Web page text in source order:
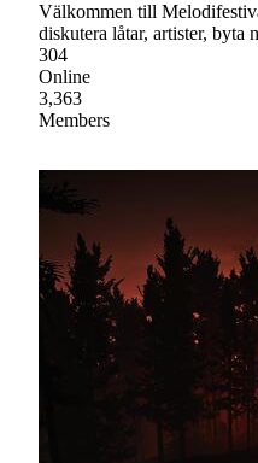
Välkommen till
diskutera låtar, artister, byta
304
Online
3,363
Members